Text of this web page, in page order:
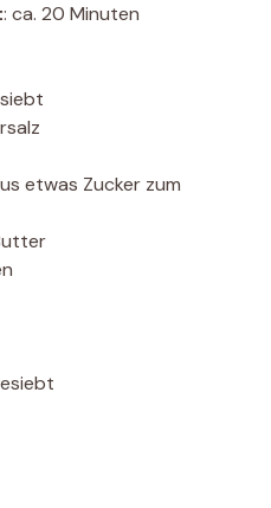
: ca. 20 Minuten
etwas Zucker zum